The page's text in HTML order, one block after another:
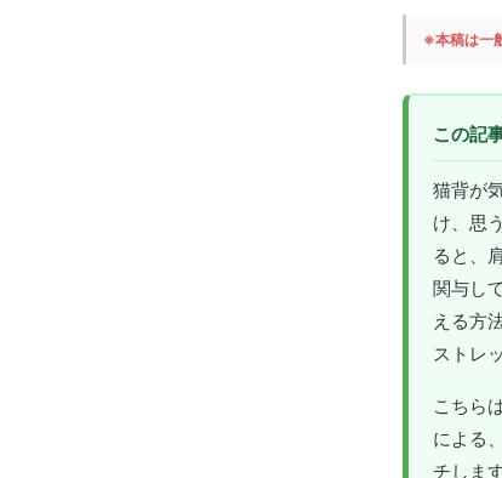
※本稿は一
この記
猫背が
け、思
ると、
関与し
える方
ストレ
こちら
による、
チします